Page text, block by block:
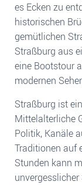
es Ecken zu
historischen
gemütlichen
Straßburg aus
eine Bootstour
modernen
Straßburg ist
Mittelalterliche
Politik, Kanäle
Traditionen auf
Stunden kann